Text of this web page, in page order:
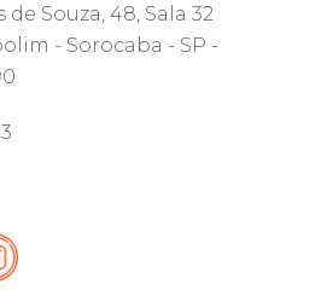
de Souza, 48, Sala 32
- Sorocaba - SP -